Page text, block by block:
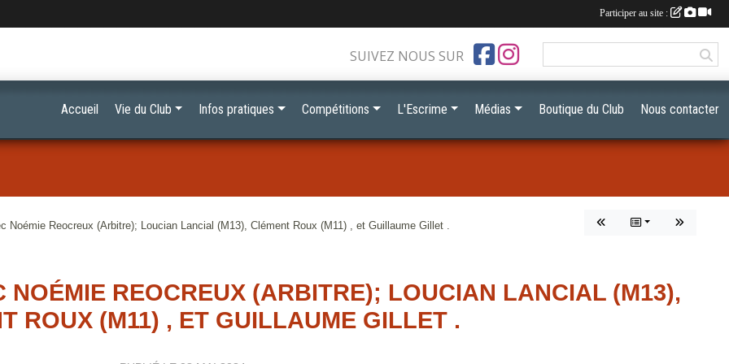
Noémie Reocreux (Arbitre); Loucian Lancial (M13), Clément Roux (M11) , et Guillaume Gillet .
NOÉMIE REOCREUX (ARBITRE); LOUCIAN LANCIAL (M13),
ROUX (M11) , ET GUILLAUME GILLET .
SUIVEZ NOUS SUR
Accueil Vie du Club Infos pratiques Compétitions L'Escrime Médias Boutique du Club Nous contacter
Participer au site :